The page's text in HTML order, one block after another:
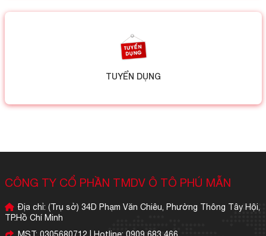
TUYỂN DỤNG
CÔNG TY CỔ PHẦN TMDV Ô TÔ PHÚ MẪN
Địa chỉ: (Trụ sở) 34D Phạm Văn Chiêu, Phường Thông Tây Hội,
TP.Hồ Chí Minh